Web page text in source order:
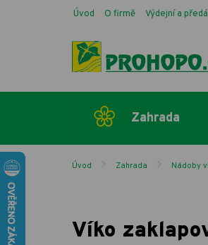
Úvod O firmě Výdejní a
Zahrada
Úvod Zahrada Nádoby
Víko